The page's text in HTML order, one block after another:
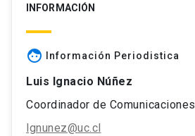
INFORMACIÓN
face Información Periodistica
Luis Ignacio Núñez
Coordinador de Comunicaciones
lgnunez@uc.cl